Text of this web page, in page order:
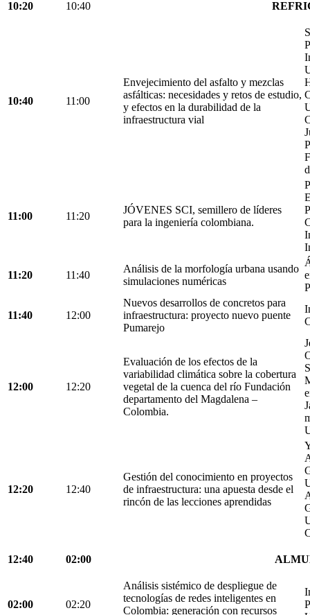
10:20 10:40
10:40 11:00
Envejecimiento del asfalto y mezclas
asfálticas: necesidades y retos de estudio,
y efectos en la durabilidad de la
infraestructura vial
11:00 11:20
JÓVENES SCI, semillero de líderes
para la ingeniería colombiana.
11:20 11:40
Análisis de la morfología urbana usando
simulaciones numéricas
11:40 12:00
Nuevos desarrollos de concretos para
infraestructura: proyecto nuevo puente
Pumarejo
12:00 12:20
Evaluación de los efectos de la
variabilidad climática sobre la cobertura
vegetal de la cuenca del río Fundación
departamento del Magdalena –
Colombia.
12:20 12:40
Gestión del conocimiento en proyectos
de infraestructura: una apuesta desde el
rincón de las lecciones aprendidas
12:40 02:00
02:00 02:20
Análisis sistémico de despliegue de
tecnologías de redes inteligentes en
Colombia: generación con recursos